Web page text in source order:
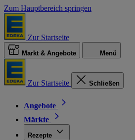
Zum Hauptbereich springen
Zur Startseite
Markt & Angebote Menü
Zur Startseite Schließen
Angebote
Märkte
Rezepte